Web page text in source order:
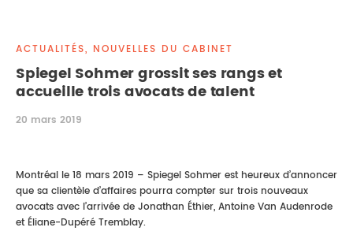
PROPRIÉTÉ INTELLECTUELLE
ACTUALITÉS, NOUVELLES DU CABINET
Spiegel Sohmer grossit ses rangs et
accueille trois avocats de talent
20 mars 2019
Montréal le 18 mars 2019 – Spiegel Sohmer est heureux d’annoncer
que sa clientèle d’affaires pourra compter sur trois nouveaux
avocats avec l’arrivée de Jonathan Éthier, Antoine Van Audenrode
et Éliane-Dupéré Tremblay.